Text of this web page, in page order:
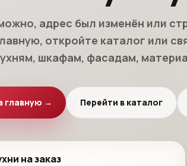
адрес был изменён или
откройте каталог или
шкафам, фасадам,
главную → Перейти в каталог
на заказ